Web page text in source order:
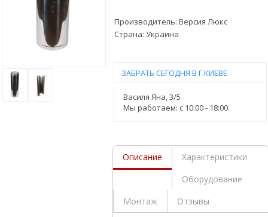
Производитель: Версия Люкс
Страна: Украина
ЗАБРАТЬ СЕГОДНЯ В Г.КИЕВЕ
Василя Яна, 3/5
Мы работаем: c 10:00 - 18:00.
Описание
Характеристики
Оборудование
Монтаж
Отзывы